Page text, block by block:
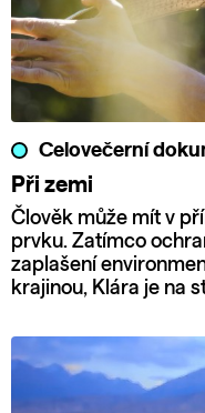
Celovečerní
Při zemi
Člověk může mít v
prvku. Zatímco
zaplašení
krajinou, Klára je na